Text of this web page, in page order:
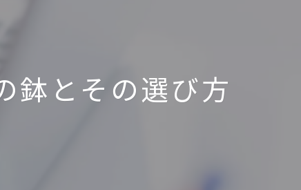
鉢とその選び方